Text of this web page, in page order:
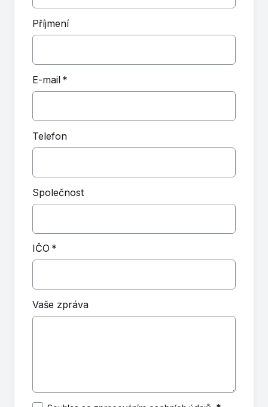
Příjmení
E-mail *
Telefon
Společnost
IČO *
Vaše zpráva